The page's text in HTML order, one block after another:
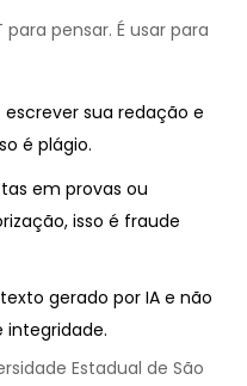
pensar. É usar para
sua redação e
é plágio.
em provas ou
isso é fraude
gerado por IA e não
integridade.
Estadual de São